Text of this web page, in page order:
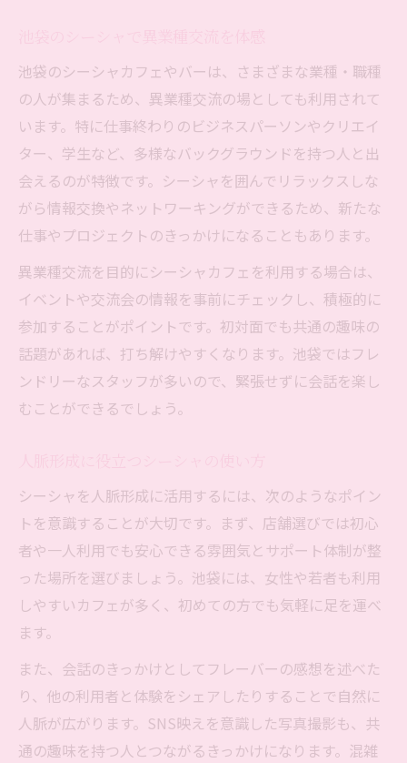
池袋のシーシャカフェやバーは、さまざまな業種・職種
の人が集まるため、異業種交流の場としても利用されて
います。特に仕事終わりのビジネスパーソンやクリエイ
ター、学生など、多様なバックグラウンドを持つ人と出
会えるのが特徴です。シーシャを囲んでリラックスしな
がら情報交換やネットワーキングができるため、新たな
仕事やプロジェクトのきっかけになることもあります。
異業種交流を目的にシーシャカフェを利用する場合は、
イベントや交流会の情報を事前にチェックし、積極的に
参加することがポイントです。初対面でも共通の趣味の
話題があれば、打ち解けやすくなります。池袋ではフレ
ンドリーなスタッフが多いので、緊張せずに会話を楽し
むことができるでしょう。
シーシャを人脈形成に活用するには、次のようなポイン
トを意識することが大切です。まず、店舗選びでは初心
者や一人利用でも安心できる雰囲気とサポート体制が整
った場所を選びましょう。池袋には、女性や若者も利用
しやすいカフェが多く、初めての方でも気軽に足を運べ
ます。
また、会話のきっかけとしてフレーバーの感想を述べた
り、他の利用者と体験をシェアしたりすることで自然に
人脈が広がります。SNS映えを意識した写真撮影も、共
通の趣味を持つ人とつながるきっかけになります。混雑